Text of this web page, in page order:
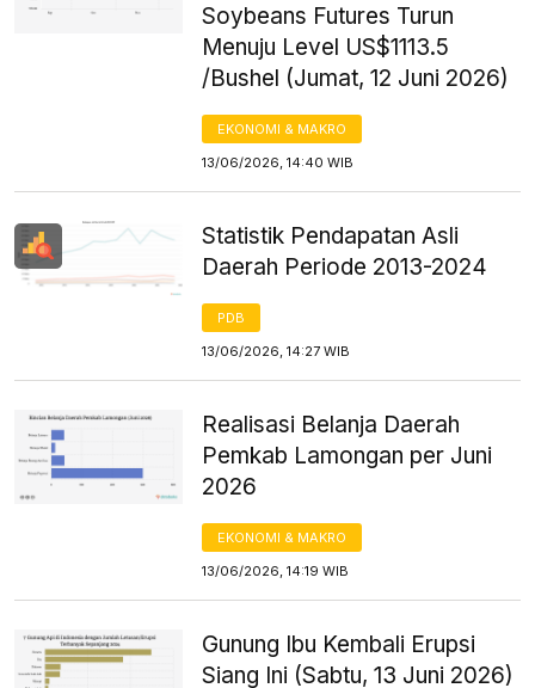
Soybeans Futures Turun
Menuju Level US$1113.5
/Bushel (Jumat, 12 Juni 2026)
EKONOMI & MAKRO
13/06/2026, 14:40 WIB
Statistik Pendapatan Asli
Daerah Periode 2013-2024
PDB
13/06/2026, 14:27 WIB
Realisasi Belanja Daerah
Pemkab Lamongan per Juni
2026
EKONOMI & MAKRO
13/06/2026, 14:19 WIB
Gunung Ibu Kembali Erupsi
Siang Ini (Sabtu, 13 Juni 2026)